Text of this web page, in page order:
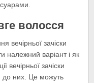
волосся
вечірньої зачіски
належний варіант і як
вечірньої зачіски
до них. Це можуть